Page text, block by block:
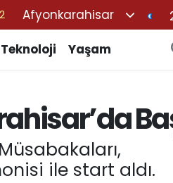
Afyonkarahisar
Teknoloji Yaşam
ile start aldı.